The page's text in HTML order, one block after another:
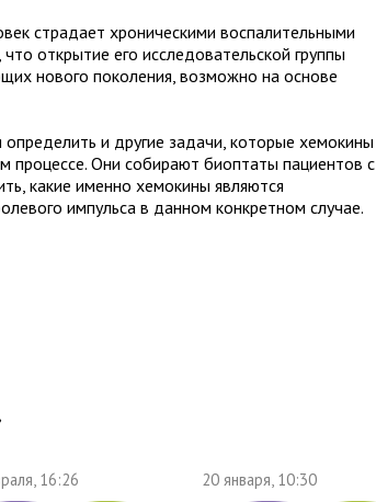
страдает хроническими воспалительными
открытие его исследовательской группы
нового поколения, возможно на основе
и другие задачи, которые хемокины
процессе. Они собирают биоптаты пациентов с
какие именно хемокины являются
импульса в данном конкретном случае.
16:26 20 января, 10:30